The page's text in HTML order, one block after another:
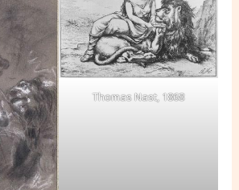
Thomas Nast, 1868